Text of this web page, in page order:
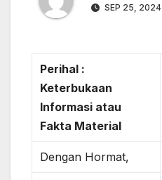
SEP 25, 2024
Perihal :
Keterbukaan
Informasi atau
Fakta Material
Dengan Hormat,